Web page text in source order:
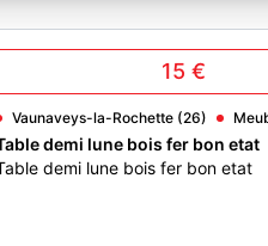
15 €
Vaunaveys-la-Rochette (26)
demi lune bois fer bon etat
demi lune bois fer bon etat